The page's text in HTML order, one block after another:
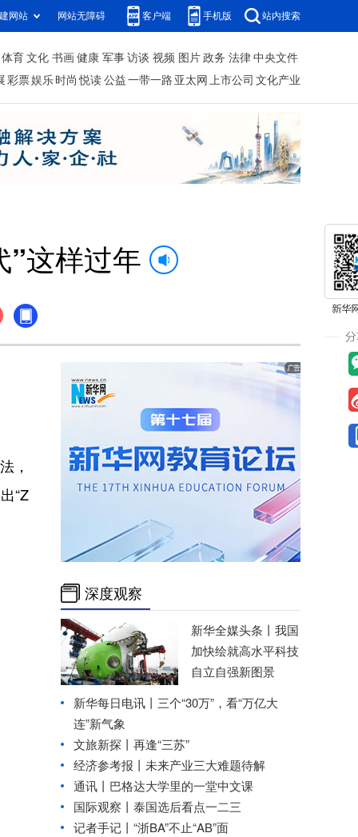
网站 网站无障碍 客户端 手机版 站内搜索
体育 文化 书画 健康 军事 访谈 视频 图片 政务 法律 中央文件
彩票娱乐 时尚 悦读 公益 一带一路 亚太网 上市公司 文化产业
这样过年
，
“Z
深度观察
新华全媒头条丨 我国
加快绘就高水平科技
自立自强新图景
新华每日电讯丨 三个“30万”，看“万亿大
连”新气象
文旅新探丨再逢“三苏”
经济参考报丨 未来产业三大难题待解
通讯丨巴格达大学里的一堂中文课
国际观察丨 泰国选后看点一二三
记者手记丨“浙BA”不止“AB”面